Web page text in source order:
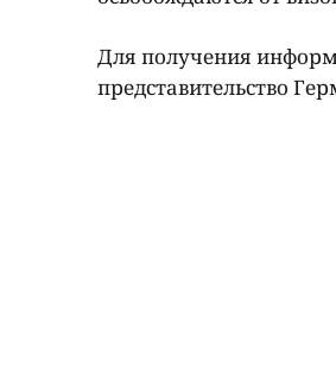
Для получения
представительство